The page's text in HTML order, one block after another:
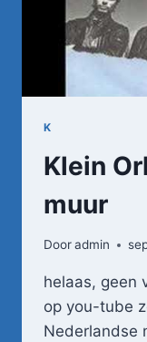
K
Klein
muur
Dooradmin
helaas, geen
op you-tube
Nederlandse